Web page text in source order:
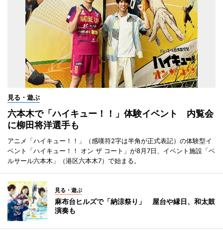
見る・遊ぶ
六本木で「ハイキュー！！」体験イベント 内覧会
に柳田将洋選手も
アニメ「ハイキュー！！」（感嘆符2字は半角が正式表記）の体験型イ
ベント「ハイキュー！！ オン ザ コート」が8月7日、イベント施設「ベ
ルサール六本木」（港区六本木7）で始まる。
見る・遊ぶ
麻布台ヒルズで「納涼祭り」 屋台や縁日、和太鼓
演奏も